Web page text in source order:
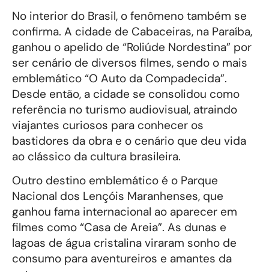
No interior do Brasil, o fenômeno também se
confirma. A cidade de Cabaceiras, na Paraíba,
ganhou o apelido de “Roliúde Nordestina” por
ser cenário de diversos filmes, sendo o mais
emblemático “O Auto da Compadecida”.
Desde então, a cidade se consolidou como
referência no turismo audiovisual, atraindo
viajantes curiosos para conhecer os
bastidores da obra e o cenário que deu vida
ao clássico da cultura brasileira.
Outro destino emblemático é o Parque
Nacional dos Lençóis Maranhenses, que
ganhou fama internacional ao aparecer em
filmes como “Casa de Areia”. As dunas e
lagoas de água cristalina viraram sonho de
consumo para aventureiros e amantes da